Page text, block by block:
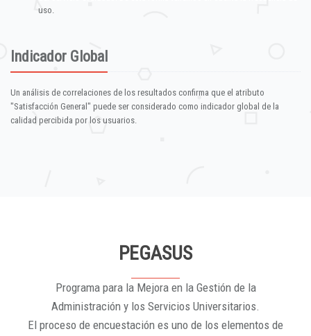
uso.
Indicador Global
Un análisis de correlaciones de los resultados confirma que el atributo
"Satisfacción General" puede ser considerado como indicador global de la
calidad percibida por los usuarios.
PEGASUS
Programa para la Mejora en la Gestión de la
Administración y los Servicios Universitarios.
El proceso de encuestación es uno de los elementos de